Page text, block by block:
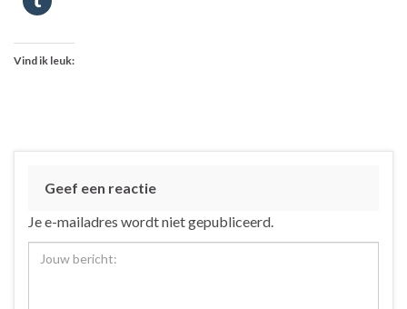
Vind ik leuk:
Geef een reactie
Je e-mailadres wordt niet gepubliceerd.